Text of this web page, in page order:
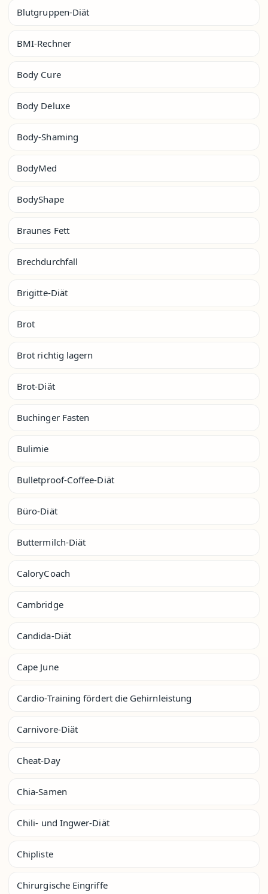
Blutgruppen-Diät
BMI-Rechner
Body Cure
Body Deluxe
Body-Shaming
BodyMed
BodyShape
Braunes Fett
Brechdurchfall
Brigitte-Diät
Brot
Brot richtig lagern
Brot-Diät
Buchinger Fasten
Bulimie
Bulletproof-Coffee-Diät
Büro-Diät
Buttermilch-Diät
CaloryCoach
Cambridge
Candida-Diät
Cape June
Cardio-Training fördert die Gehirnleistung
Carnivore-Diät
Cheat-Day
Chia-Samen
Chili- und Ingwer-Diät
Chipliste
Chirurgische Eingriffe